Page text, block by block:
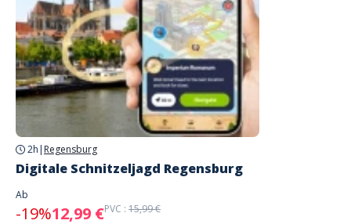
Es hat von der Buchung bis zur Durchführung alles super geklappt. Der
Besitzer ist super nett. Die Snacks und Getränke waren ausreichend. Die
Strecke gut zu fahren. Kann ich nur weiterempfehlen. Vielen Dank.
Kundenmeinungen
2h | Regensburg
Digitale Schnitzeljagd Regensburg
Ab
-19%12,99 €PVC : 15,99 €